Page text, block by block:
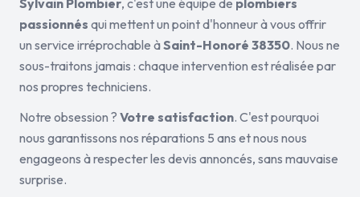
Sylvain Plombier, c'est une équipe de plombiers
passionnés qui mettent un point d'honneur à vous offrir
un service irréprochable àSaint-Honoré 38350. Nous ne
sous-traitons jamais : chaque intervention est réalisée par
nos propres techniciens.
Notre obsession ? Votre satisfaction. C'est pourquoi
nous garantissons nos réparations 5 ans et nous nous
engageons à respecter les devis annoncés, sans mauvaise
surprise.